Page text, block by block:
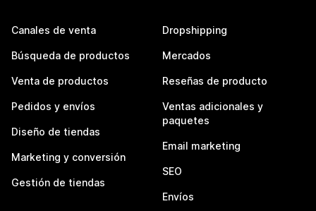
Canales de venta
Búsqueda de productos
Venta de productos
Pedidos y envíos
Diseño de tiendas
Marketing y conversión
Gestión de tiendas
Dropshipping
Mercados
Reseñas de producto
Ventas adicionales y
paquetes
Email marketing
SEO
Envíos